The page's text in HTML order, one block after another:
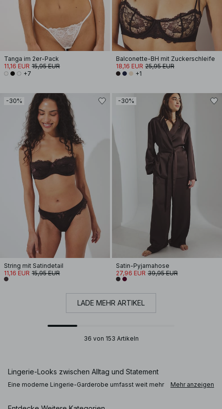
Tanga im 2er-Pack
11,16 EUR 15,95 EUR
+7
Balconette-BH mit Zuckerschleife
18,16 EUR 25,95 EUR
+1
-30%
String mit Satindetail
11,16 EUR 15,95 EUR
-30%
Satin-Pyjamahose
27,96 EUR 39,95 EUR
LADE MEHR ARTIKEL
36 von 153 Artikeln
Lingerie-Looks zwischen Alltag und Statement
Eine moderne Lingerie-Garderobe umfasst weit mehr
Designs, satinierte Stoffe und zarte Akzente, die
Mehr anzeigen